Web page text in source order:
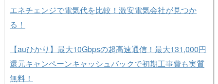
エネチェンジで電気代を比較！激安電気会社が見つか
る！
【auひかり】最大10Gbpsの超高速通信！最大131,000円
還元キャンペーンキャッシュバックで初期工事費も実質
無料！